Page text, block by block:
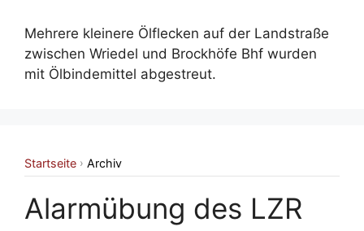
Mehrere kleinere Ölflecken auf der Landstraße
zwischen Wriedel und Brockhöfe Bhf wurden
mit Ölbindemittel abgestreut.
Startseite › Archiv
Alarmübung des LZR